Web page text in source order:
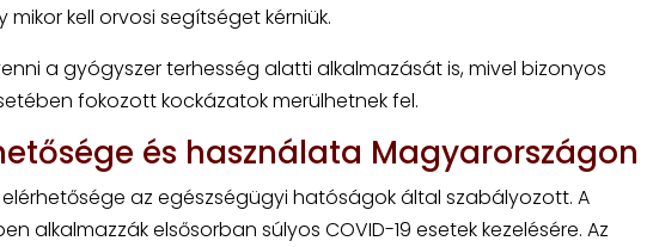
kell orvosi segítséget kérniük.
a gyógyszer terhesség alatti alkalmazását is, mivel bizonyos
fokozott kockázatok merülhetnek fel.
és használata Magyarországon
az egészségügyi hatóságok által szabályozott. A
alkalmazzák elsősorban súlyos COVID-19 esetek kezelésére. Az